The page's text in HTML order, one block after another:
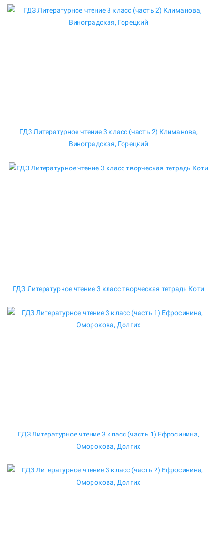
ГДЗ Литературное чтение 3 класс (часть 2) Климанова,
Виноградская, Горецкий
ГДЗ Литературное чтение 3 класс творческая тетрадь Коти
ГДЗ Литературное чтение 3 класс (часть 1) Ефросинина,
Оморокова, Долгих